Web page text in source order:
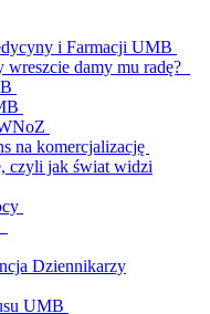
i Farmacji UMB
damy mu radę?
na komercjalizację
czyli jak świat widzi
Dziennikarzy
UMB